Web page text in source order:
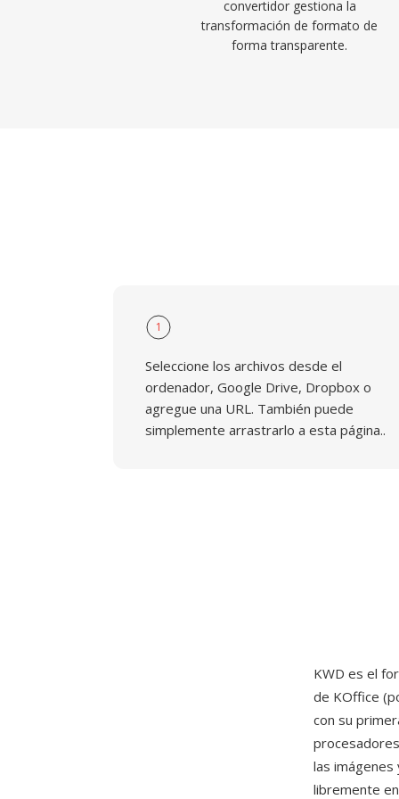
convertidor gestiona la
transformación de formato de
forma transparente.
1
Seleccione los archivos desde el
ordenador, Google Drive, Dropbox o
agregue una URL. También puede
simplemente arrastrarlo a esta página..
KWD es el
de KOffice
con su
las
libremente